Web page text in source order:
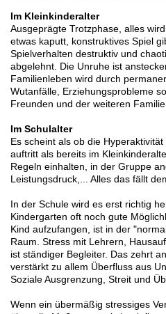
Im Kleinkinderalter
Ausgeprägte Trotzphase, alles
etwas kaputt, konstruktives Spiel
Spielverhalten destruktiv und
abgelehnt. Die Unruhe ist
Familienleben wird durch
Wutanfälle, Erziehungsprobleme
Freunden und der weiteren
Im Schulalter
Es scheint als ob die
auftritt als bereits im
Regeln einhalten, in der Gruppe
Leistungsdruck,... Alles das fällt
In der Schule wird es erst richtig
Kindergarten oft noch gute
Kind aufzufangen, ist in der
Raum. Stress mit Lehrern,
ist ständiger Begleiter. Das zehrt
verstärkt zu allem Überfluss aus
Soziale Ausgrenzung, Streit und
Wenn ein übermäßig stressiges